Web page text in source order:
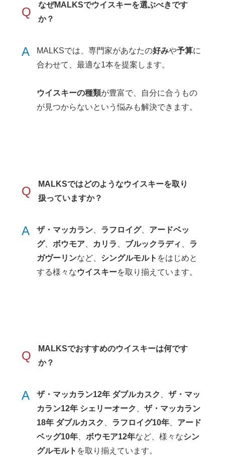
Q
なぜMALKSでウイスキーを選ぶべきです
か？
A MALKSでは、専門家があなたの好みや予算に
合わせて、最適な1本を提案します。
ウイスキーの種類が豊富で、自分に合うもの
が見つからないという悩みも解決できます。
Q
MALKSではどのようなウイスキーを取り
扱っていますか？
A ザ・マッカラン ラフロイグ、 アードベッ
グ、ボウモア カリラ ブルックラディ
ラ
ガヴーリンなど、 シングルモルト をはじめと
する様々なウイスキーを取り揃えています。
Q
MALKSでおすすめのウイスキーは何です
か？
A ザ・マッカラン12年 ダブルカスク 、ザ・マッ
カラン12年 シェリーオーク
、ザ・マッカラン
18年 ダブルカスク
ラフロイグ10年
アード
ベッグ10年 、ボウモア12年など、様々なシン
グルモルト を取り揃えています。